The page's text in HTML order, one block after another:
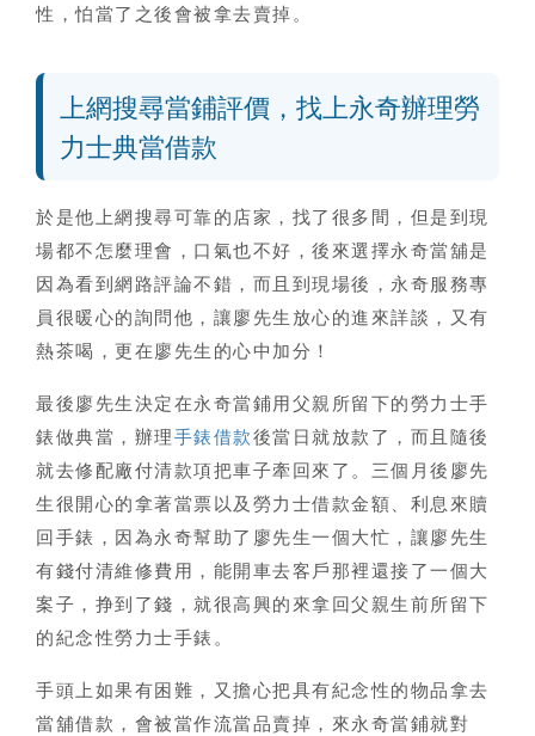
性，怕當了之後會被拿去賣掉。
上網搜尋當鋪評價，找上永奇辦理勞
力士典當借款
於是他上網搜尋可靠的店家，找了很多間，但是到現
場都不怎麼理會，口氣也不好，後來選擇永奇當舖是
因為看到網路評論不錯，而且到現場後，永奇服務專
員很暖心的詢問他，讓廖先生放心的進來詳談，又有
熱茶喝，更在廖先生的心中加分！
最後廖先生決定在永奇當鋪用父親所留下的勞力士手
錶做典當，辦理手錶借款後當日就放款了，而且隨後
就去修配廠付清款項把車子牽回來了。三個月後廖先
生很開心的拿著當票以及勞力士借款金額、利息來贖
回手錶，因為永奇幫助了廖先生一個大忙，讓廖先生
有錢付清維修費用，能開車去客戶那裡還接了一個大
案子，挣到了錢，就很高興的來拿回父親生前所留下
的紀念性勞力士手錶。
手頭上如果有困難，又擔心把具有紀念性的物品拿去
當舖借款，會被當作流當品賣掉，來永奇當鋪就對